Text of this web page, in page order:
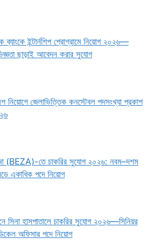
ব্যাংকে ইন্টার্নশিপ প্রোগ্রামে নিয়োগ ২০২৬—
ছাড়াই আবেদন করার সুযোগ
নিয়োগে জেলাভিত্তিক কনস্টেবল পদসংখ্যা প্রকাশ
(BEZA)-তে চাকরির সুযোগ ২০২৬: নবম–দশম
একাধিক পদে নিয়োগ
সিনা হাসপাতালে চাকরির সুযোগ ২০২৬—সিনিয়র
অফিসার পদে নিয়োগ